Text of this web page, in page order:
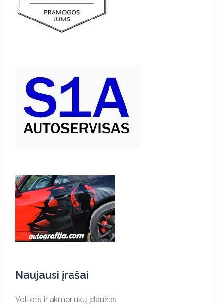
Naujausi įrašai
Volteris ir akmenukų įdaužos